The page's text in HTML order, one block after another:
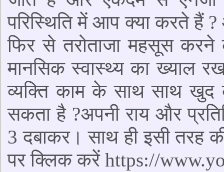
परिस्थिति में आप क्या करते हैं
फिर से तरोताजा महसूस करने
मानसिक स्वास्थ्य का ख्याल
व्यक्ति काम के साथ साथ खुद
सकता है ?अपनी राय और
3 दबाकर। साथ ही इसी तरह
पर क्लिक करें https://